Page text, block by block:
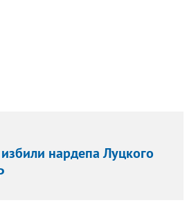
нардепа Луцкого